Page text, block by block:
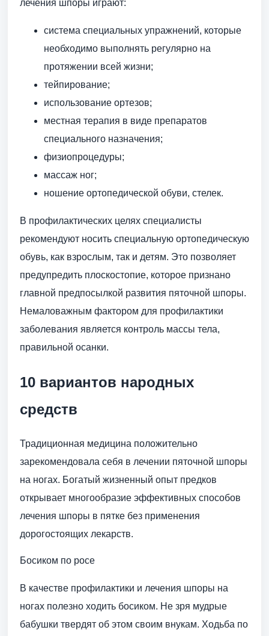
лечения шпоры играют:
система специальных упражнений, которые
необходимо выполнять регулярно на
протяжении всей жизни;
тейпирование;
использование ортезов;
местная терапия в виде препаратов
специального назначения;
физиопроцедуры;
массаж ног;
ношение ортопедической обуви, стелек.
В профилактических целях специалисты
рекомендуют носить специальную ортопедическую
обувь, как взрослым, так и детям. Это позволяет
предупредить плоскостопие, которое признано
главной предпосылкой развития пяточной шпоры.
Немаловажным фактором для профилактики
заболевания является контроль массы тела,
правильной осанки.
10 вариантов народных
средств
Традиционная медицина положительно
зарекомендовала себя в лечении пяточной шпоры
на ногах. Богатый жизненный опыт предков
открывает многообразие эффективных способов
лечения шпоры в пятке без применения
дорогостоящих лекарств.
Босиком по росе
В качестве профилактики и лечения шпоры на
ногах полезно ходить босиком. Не зря мудрые
бабушки твердят об этом своим внукам. Ходьба по